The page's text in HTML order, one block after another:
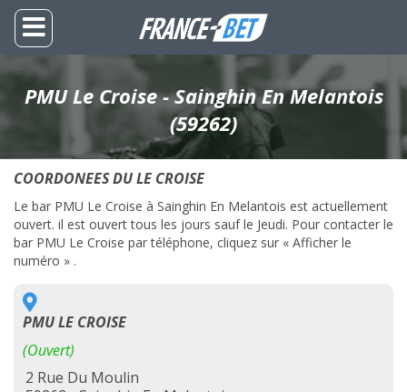
PMU Le Croise - Sainghin En Melantois
(59262)
COORDONEES DU LE CROISE
Le bar PMU Le Croise à Sainghin En Melantois est actuellement
ouvert. il est ouvert tous les jours sauf le Jeudi. Pour contacter le
bar PMU Le Croise par téléphone, cliquez sur « Afficher le
numéro » .
PMU LE CROISE
(Ouvert)
2 Rue Du Moulin